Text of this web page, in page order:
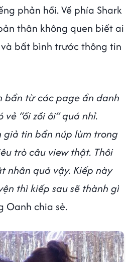
phản hồi. Về phía Shark
thân không quen biết ai
bất bình trước thông tin
bẩn từ các page ẩn danh
“ối zồi ôi” quá nhỉ.
giả tin bẩn núp lùm trong
trò câu view thật. Thôi
nhân quả vậy. Kiếp này
thì kiếp sau sẽ thành gì
Oanh chia sẻ.